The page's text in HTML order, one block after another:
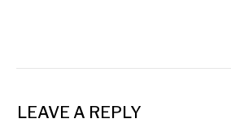
LEAVE A REPLY